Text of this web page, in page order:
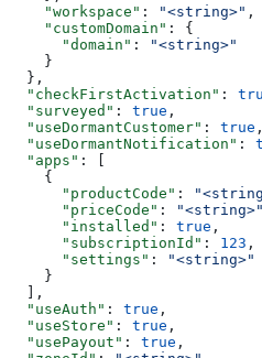
    "workspace"
: "<string>" ,
    "customDomain"
: {
      "domain"
:
"<string>"
    }
  },
  "checkFirstActivation"
:
  "surveyed"
: true ,
  "useDormantCustomer"
: true ,
  "useDormantNotification"
:
  "apps"
: [
    {
      "productCode"
:
      "priceCode"
: "<string>"
      "installed"
: true ,
      "subscriptionId"
: 123 ,
      "settings"
:
"<string>"
    }
  ],
  "useAuth"
: true ,
  "useStore"
: true ,
  "usePayout"
: true ,